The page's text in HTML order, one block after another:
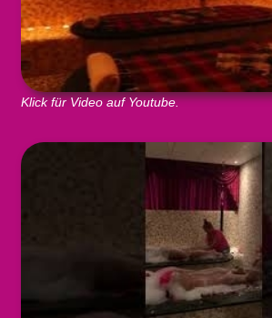
Klick für Video auf Youtube.